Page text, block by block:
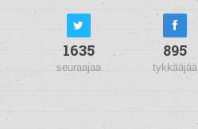
1635
seuraajaa
895
tykkääjää